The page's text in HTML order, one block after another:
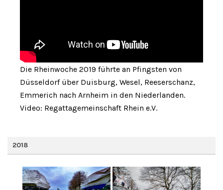
Die Rheinwoche 2019 führte an Pfingsten von
Düsseldorf über Duisburg, Wesel, Reeserschanz,
Emmerich nach Arnheim in den Niederlanden.
Video: Regattagemeinschaft Rhein e.V.
2018